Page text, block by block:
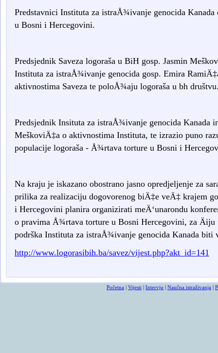
Predstavnici Instituta za istraÅ¾ivanje genocida Kanada
u Bosni i Hercegovini.
Predsjednik Saveza logoraša u BiH gosp. Jasmin
Instituta za istraÅ¾ivanje genocida gosp. Emira
aktivnostima Saveza te poloÅ¾aju logoraša u bh
Predsjednik Insituta za istraÅ¾ivanje genocida Kanada
MeškoviÄ‡a o aktivnostima Instituta, te izrazio puno
populacije logoraša - Å¾rtava torture u Bosni i
Na kraju je iskazano obostrano jasno opredjeljenje za
prilika za realizaciju dogovorenog biÄ‡e veÄ‡ krajem
i Hercegovini planira organizirati meÄ‘unarondu
o pravima Å¾rtava torture u Bosni Hercegovini, za Äiju
podrška Instituta za istraÅ¾ivanje genocida Kanada biti
http://www.logorasibih.ba/savez/vijest.php?akt_id=141
Početna Vijesti Intervju Naučna istraživanja